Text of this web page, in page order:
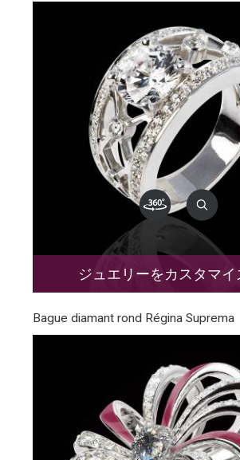
ジュエリーをカスタマイ
Bague diamant rond Régina Suprema